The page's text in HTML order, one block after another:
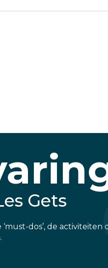
Gets
dos’, de